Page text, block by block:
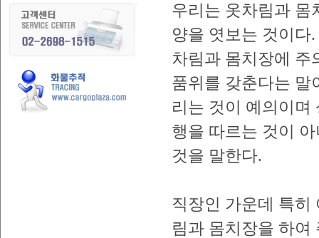
우리는 옷차림과 몸
양을 엿보는 것이다
차림과 몸치장에 주
품위를 갖춘다는 말
리는 것이 예의이며
행을 따르는 것이
것을 말한다.
직장인 가운데 특히
림과 몸치장을 하여